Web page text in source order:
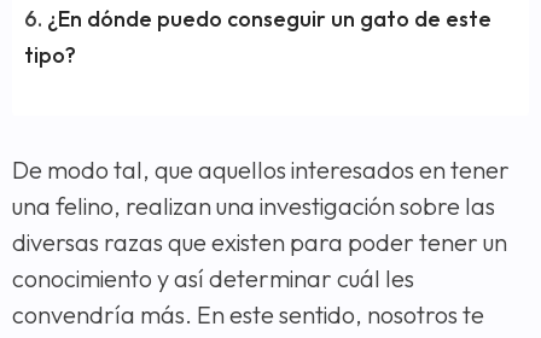
¿En dónde puedo conseguir un gato de este
tipo?
De modo tal, que aquellos interesados en tener
una felino, realizan una investigación sobre las
diversas razas que existen para poder tener un
conocimiento y así determinar cuál les
convendría más. En este sentido, nosotros te